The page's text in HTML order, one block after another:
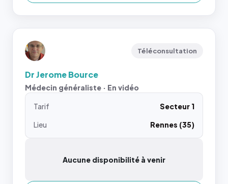
Téléconsultation
Dr Jerome Bource
Médecin généraliste · En vidéo
Tarif
Secteur 1
Lieu
Rennes (35)
Aucune disponibilité à venir